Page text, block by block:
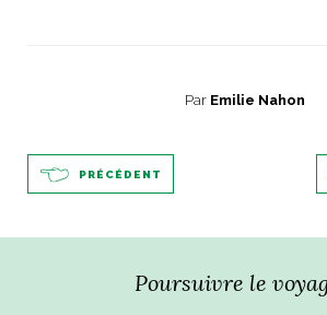
Par Emilie Nahon
PRÉCÉDENT
Poursuivre le